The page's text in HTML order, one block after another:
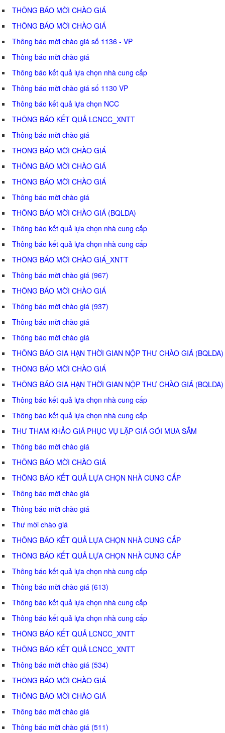
THÔNG BÁO MỜI CHÀO GIÁ
THÔNG BÁO MỜI CHÀO GIÁ
Thông báo mời chào giá số 1136 - VP
Thông báo mời chào giá
Thông báo kết quả lựa chọn nhà cung cấp
Thông báo mời chào giá số 1130 VP
Thông báo kết quả lựa chọn NCC
THÔNG BÁO KẾT QUẢ LCNCC_XNTT
Thông báo mời chào giá
THÔNG BÁO MỜI CHÀO GIÁ
THÔNG BÁO MỜI CHÀO GIÁ
THÔNG BÁO MỜI CHÀO GIÁ
Thông báo mời chào giá
THÔNG BÁO MỜI CHÀO GIÁ (BQLDA)
Thông báo kết quả lựa chọn nhà cung cấp
Thông báo kết quả lựa chọn nhà cung cấp
THÔNG BÁO MỜI CHÀO GIÁ_XNTT
Thông báo mời chào giá (967)
THÔNG BÁO MỜI CHÀO GIÁ
Thông báo mời chào giá (937)
Thông báo mời chào giá
Thông báo mời chào giá
THÔNG BÁO GIA HẠN THỜI GIAN NỘP THƯ CHÀO GIÁ (BQLDA)
THÔNG BÁO MỜI CHÀO GIÁ
THÔNG BÁO GIA HẠN THỜI GIAN NỘP THƯ CHÀO GIÁ (BQLDA)
Thông báo kết quả lựa chọn nhà cung cấp
Thông báo kết quả lựa chọn nhà cung cấp
THƯ THAM KHẢO GIÁ PHỤC VỤ LẬP GIÁ GÓI MUA SẮM
Thông báo mời chào giá
THÔNG BÁO MỜI CHÀO GIÁ
THÔNG BÁO KẾT QUẢ LỰA CHỌN NHÀ CUNG CẤP
Thông báo mời chào giá
Thông báo mời chào giá
Thư mời chào giá
THÔNG BÁO KẾT QUẢ LỰA CHỌN NHÀ CUNG CẤP
THÔNG BÁO KẾT QUẢ LỰA CHỌN NHÀ CUNG CẤP
Thông báo kết quả lựa chọn nhà cung cấp
Thông báo mời chào giá (613)
Thông báo kết quả lựa chọn nhà cung cấp
Thông báo kết quả lựa chọn nhà cung cấp
THÔNG BÁO KẾT QUẢ LCNCC_XNTT
THÔNG BÁO KẾT QUẢ LCNCC_XNTT
Thông báo mời chào giá (534)
THÔNG BÁO MỜI CHÀO GIÁ
THÔNG BÁO MỜI CHÀO GIÁ
Thông báo mời chào giá
Thông báo mời chào giá (511)